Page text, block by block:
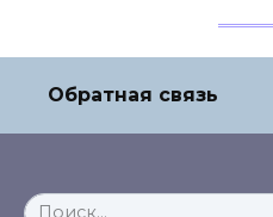
Обратная связь
Search